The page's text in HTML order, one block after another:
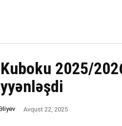
2025/
Avqust 22, 2025